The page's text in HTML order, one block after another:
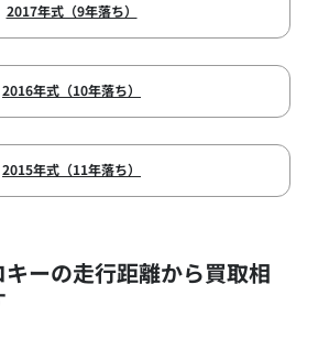
2017年式（9年落ち）
2016年式（10年落ち）
2015年式（11年落ち）
ーの走行距離から買取相